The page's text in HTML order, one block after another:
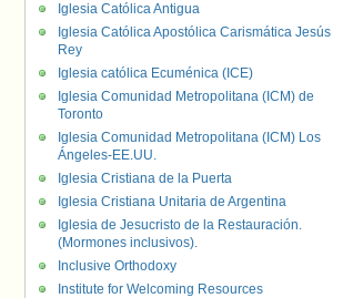
Iglesia Católica Antigua
Iglesia Católica Apostólica Carismática Jesús
Rey
Iglesia católica Ecuménica (ICE)
Iglesia Comunidad Metropolitana (ICM) de
Toronto
Iglesia Comunidad Metropolitana (ICM) Los
Ángeles-EE.UU.
Iglesia Cristiana de la Puerta
Iglesia Cristiana Unitaria de Argentina
Iglesia de Jesucristo de la Restauración.
(Mormones inclusivos).
Inclusive Orthodoxy
Institute for Welcoming Resources